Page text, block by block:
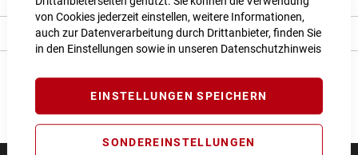
von Cookies jederzeit einstellen, weitere Informationen,
auch zur Datenverarbeitung durch Drittanbieter, finden Sie
in den Einstellungen sowie in unseren Datenschutzhinweis
EINSTELLUNGEN SPEICHERN
SONDEREINSTELLUNGEN
Angaben zur Produktsicherheit